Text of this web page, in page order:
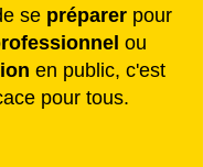
se préparer pour
ou
en public, c'est
pour tous.